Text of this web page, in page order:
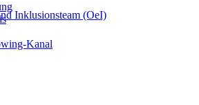
Inklusionsteam (OeI)
Kanal